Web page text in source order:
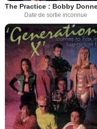
Date de sortie inconnue